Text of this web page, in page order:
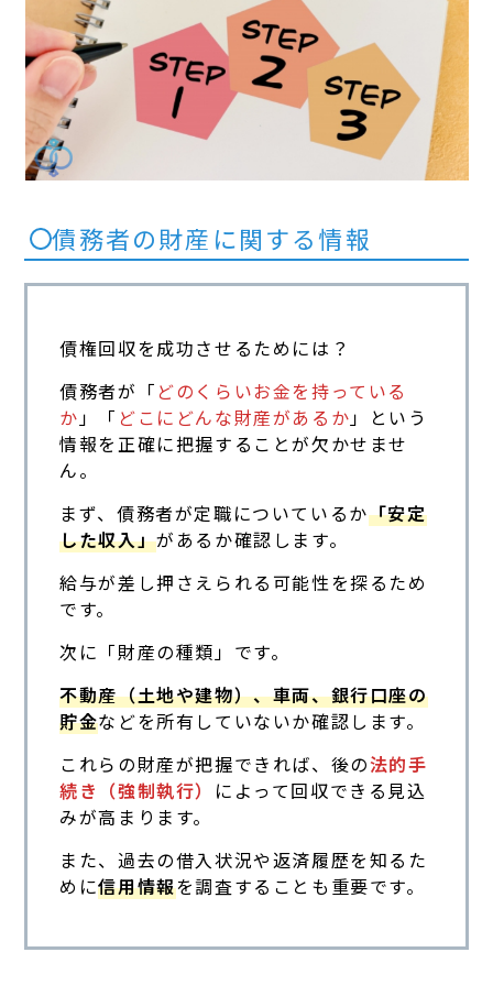
債務者の財産に関する情報
債権回収を成功させるためには？
債務者が「 どのくらいお金を持っている
か 」「 どこにどんな財産があるか 」という
情報を正確に把握することが欠かせませ
ん。
まず、債務者が定職についているか「安定
した収入」があるか確認します。
給与が差し押さえられる可能性を探るため
です。
次に「財産の種類」です。
不動産（土地や建物）、車両、銀行口座の
貯金などを所有していないか確認します。
これらの財産が把握できれば、後の法的手
続き（強制執行） によって回収できる見込
みが高まります。
また、過去の借入状況や返済履歴を知るた
めに信用情報を調査することも重要です。